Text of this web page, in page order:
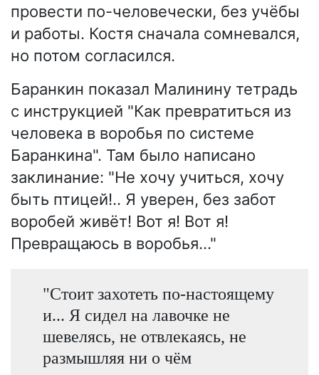
провести по-человечески, без учёбы
и работы. Костя сначала сомневался,
но потом согласился.
Баранкин показал Малинину тетрадь
с инструкцией "Как превратиться из
человека в воробья по системе
Баранкина". Там было написано
заклинание: "Не хочу учиться, хочу
быть птицей!.. Я уверен, без забот
воробей живёт! Вот я! Вот я!
Превращаюсь в воробья..."
"Стоит захотеть по-настоящему
и... Я сидел на лавочке не
шевелясь, не отвлекаясь, не
размышляя ни о чём